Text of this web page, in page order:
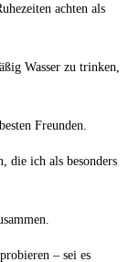
achten als
Wasser zu ⁢trinken,
⁤Freunden.
die ich als besonders⁢
– sei es